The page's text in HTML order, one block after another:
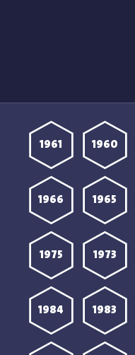
1960
1961
1965
1966
1973
1975
1983
1984